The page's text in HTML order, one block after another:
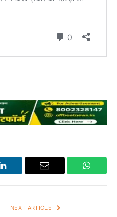
LinkedIn Email
NEXT ARTICLE